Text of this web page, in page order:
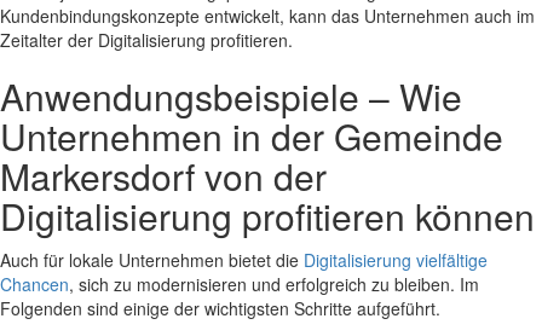
Kundenbindungskonzepte entwickelt, kann das Unternehmen auch im
Zeitalter der Digitalisierung profitieren.
Anwendungsbeispiele – Wie
Unternehmen in der Gemeinde
Markersdorf von der
Digitalisierung profitieren können
Auch für lokale Unternehmen bietet die Digitalisierung vielfältige
Chancen, sich zu modernisieren und erfolgreich zu bleiben. Im
Folgenden sind einige der wichtigsten Schritte aufgeführt.